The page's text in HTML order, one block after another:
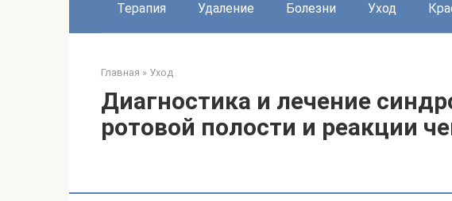
Терапия Удаление Болезни Уход
Главная » Уход
Диагностика и лечение
ротовой полости и реакции